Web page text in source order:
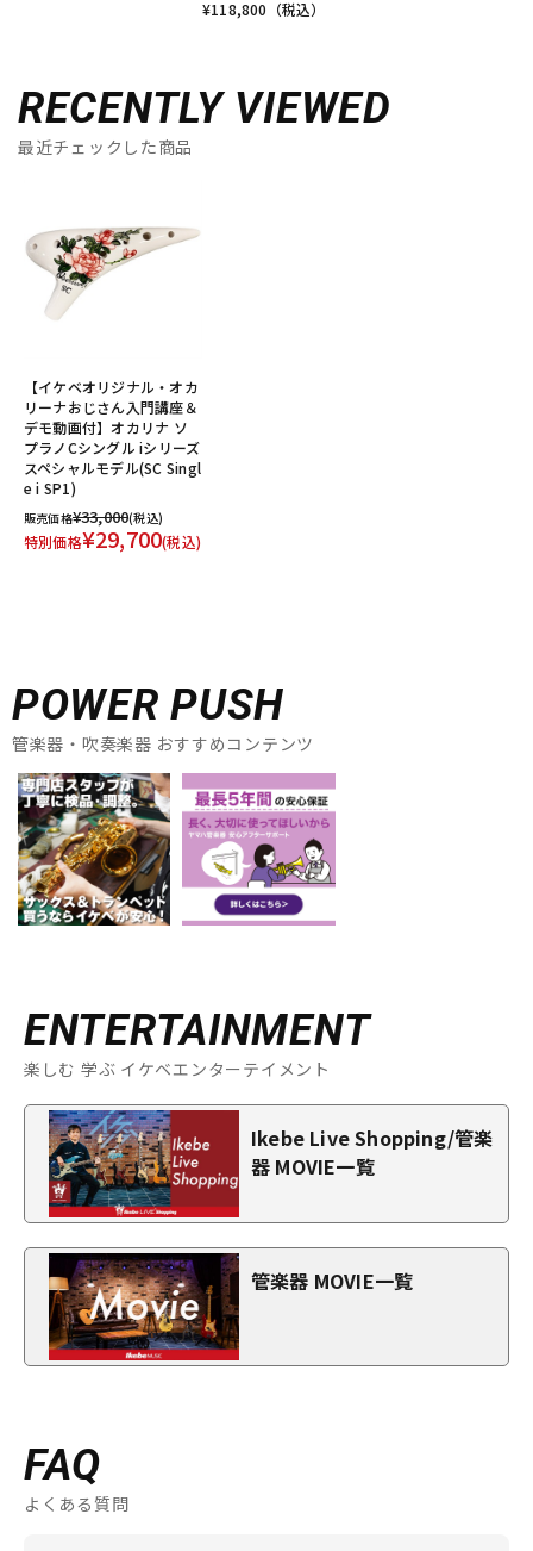
¥118,800 （税込）
RECENTLY VIEWED
最近チェックした商品
【イケベオリジナル・オカ
リーナおじさん入門講座＆
デモ動画付】オカリナ ソ
プラノCシングル iシリーズ
スペシャルモデル(SC Singl
e i SP1)
販売価格¥33,000(税込)
特別価格¥29,700(税込)
POWER PUSH
管楽器・吹奏楽器 おすすめコンテンツ
ENTERTAINMENT
楽しむ 学ぶ イケベエンターテイメント
Ikebe Live Shopping/管楽
器 MOVIE一覧
管楽器 MOVIE一覧
FAQ
よくある質問